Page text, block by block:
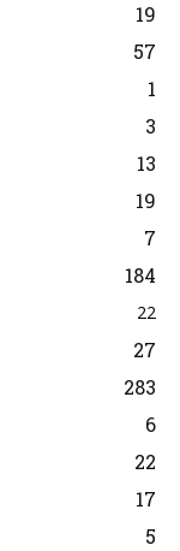
19
57
1
3
13
19
7
184
22
27
283
6
22
17
5